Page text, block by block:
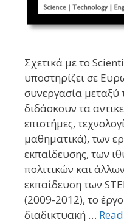
Σχετικά με το
υποστηρίζει σε
συνεργασία μεταξύ
διδάσκουν τα
επιστήμες,
μαθηματικά), των
εκπαίδευσης, των
πολιτικών και
εκπαίδευση των
(2009-2012), το
διαδικτυακή …